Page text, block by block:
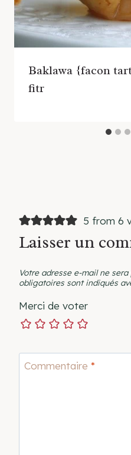
Baklawa {facon
fitr
5 from 6
Laisser un
Votre adresse e-mail ne sera
obligatoires sont indiqués
Merci de voter
Commentaire *